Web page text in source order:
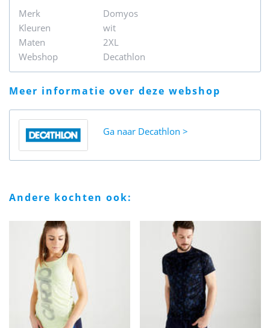
Merk
Domyos
Kleuren
wit
Maten
2XL
Webshop
Decathlon
meer informatie over deze webshop
Ga naar Decathlon
andere kochten ook: